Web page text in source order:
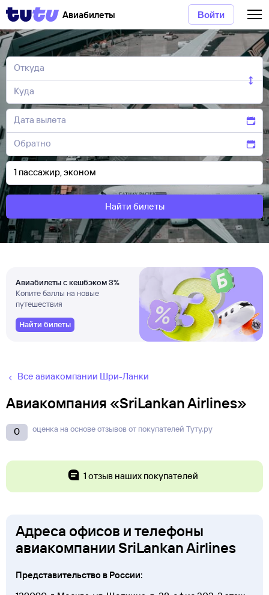
Авиабилеты Войти
Найти билеты
Авиабилеты с кешбэком 3%
Копите баллы на новые
путешествия
Найти билеты
Все авиакомпании Шри-Ланки
Авиакомпания «SriLankan Airlines»
0 оценка на основе отзывов от покупателей Туту.ру
1 отзыв наших покупателей
Адреса офисов и телефоны
авиакомпании SriLankan Airlines
Представительство в России: